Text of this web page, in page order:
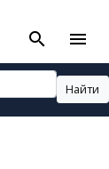
search menu
Найти